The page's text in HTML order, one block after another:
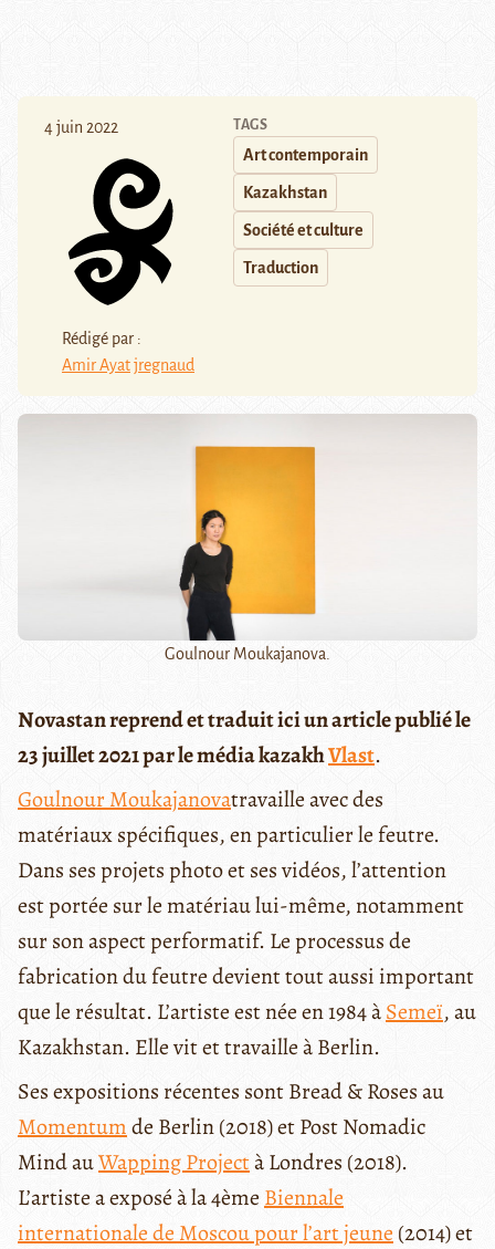
4 juin 2022
Rédigé par :
Amir Ayatjregnaud
TAGS
Art contemporain
Kazakhstan
Société et culture
Traduction
Goulnour Moukajanova.
Novastan reprend et traduit ici un article publié le
23 juillet 2021 par le média kazakhVlast.
Goulnour Moukajanovatravaille avec des
matériaux spécifiques, en particulier le feutre.
Dans ses projets photo et ses vidéos, l’attention
est portée sur le matériau lui-même, notamment
sur son aspect performatif. Le processus de
fabrication du feutre devient tout aussi important
que le résultat. L’artiste est née en 1984 àSemeï, au
Kazakhstan. Elle vit et travaille à Berlin.
Ses expositions récentes sont Bread & Roses au
Momentumde Berlin (2018) et Post Nomadic
Mind auWapping Projectà Londres (2018).
L’artiste a exposé à la 4èmeBiennale
internationale de Moscou pour l’art jeune (2014) et